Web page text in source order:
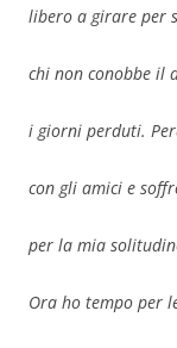
libero a girare per
chi non conobbe il
i giorni perduti.
con gli amici e
per la mia
Ora ho tempo per